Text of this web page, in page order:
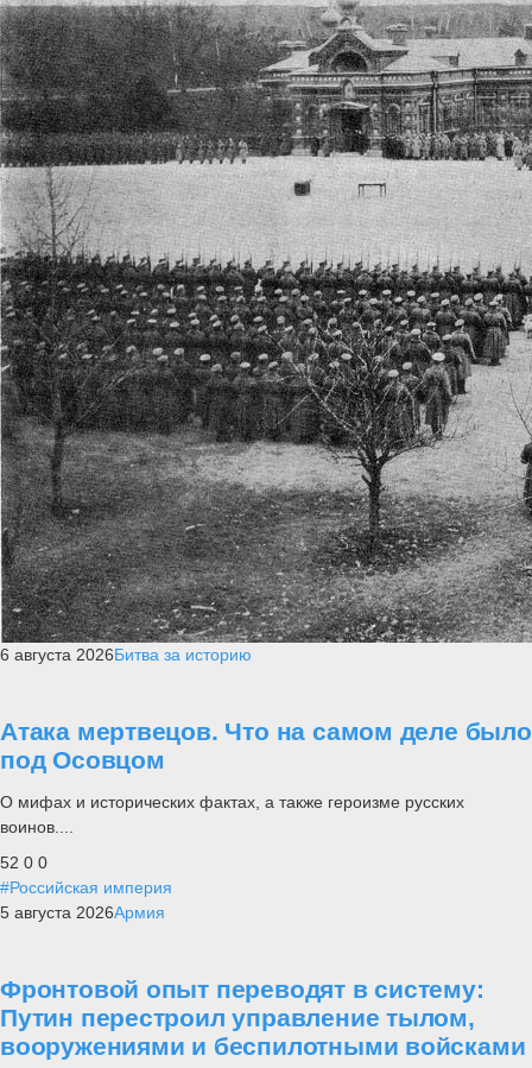
6 августа 2026Битва за историю
Атака мертвецов. Что на самом деле было
под Осовцом
О мифах и исторических фактах, а также героизме русских
воинов....
52 0 0
#Российская империя
5 августа 2026Армия
Фронтовой опыт переводят в систему:
Путин перестроил управление тылом,
вооружениями и беспилотными войсками